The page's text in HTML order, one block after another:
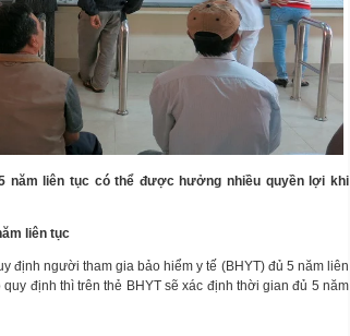
năm liên tục có thể được hưởng nhiều quyền lợi khi
liên tục
định người tham gia bảo hiểm y tế (BHYT) đủ 5 năm liên
định thì trên thẻ BHYT sẽ xác định thời gian đủ 5 năm